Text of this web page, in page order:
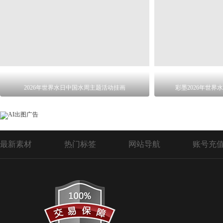
2026年世界水日中国水周主题活动挂画 彩墨2026年世界
最新素材 热门标签 网站导航 账号充